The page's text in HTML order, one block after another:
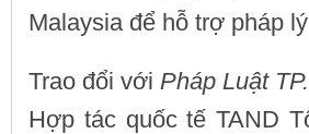
Malaysia để hỗ trợ pháp
Trao đổi với Pháp Luật
Hợp tác quốc tế TAND